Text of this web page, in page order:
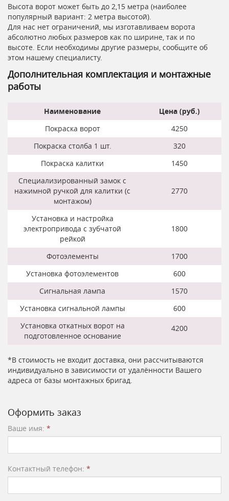
Высота ворот может быть до 2,15 метра (наиболее
популярный вариант: 2 метра высотой).
Для нас нет ограничений, мы изготавливаем ворота
абсолютно любых размеров как по ширине, так и по
высоте. Если необходимы другие размеры, сообщите об
этом нашему специалисту.
Дополнительная комплектация и монтажные
работы
Наименование
Цена (руб.)
Покраска ворот
4250
Покраска столба 1 шт.
320
Покраска калитки
1450
Специализированный замок с
нажимной ручкой для калитки (с
монтажом)
2770
Установка и настройка
электропривода с зубчатой
рейкой
1800
Фотоэлементы
1700
Установка фотоэлементов
600
Сигнальная лампа
1570
Установка сигнальной лампы
600
Установка откатных ворот на
подготовленное основание
4200
*В стоимость не входит доставка, они рассчитываются
индивидуально в зависимости от удалённости Вашего
адреса от базы монтажных бригад.
Оформить заказ
Ваше имя: *
Контактный телефон: *